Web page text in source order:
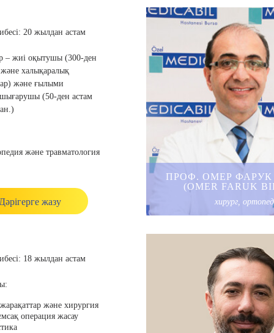
20 жылдан астам
– жиі оқытушы (300-ден
халықаралық
және ғылыми
(50-ден астам
және травматология
қоғамы,
қоғамы,
Дәрігерге жазу
ПРОФ. ОМЕР ФАРУК
(OMER FARUK
хирург, ортопед
18 жылдан астам
және хирургия
операция жасау